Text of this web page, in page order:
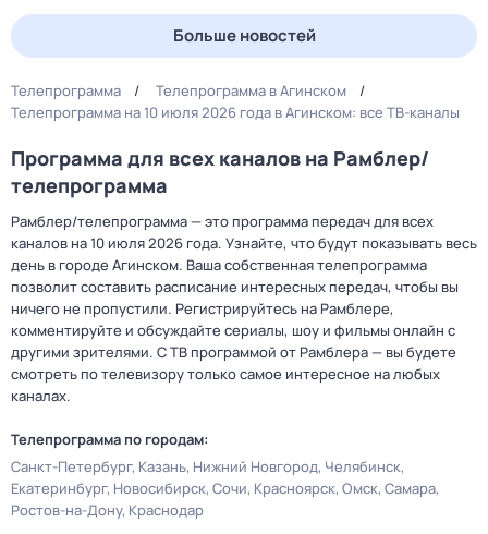
Больше новостей
Телепрограмма
Телепрограмма в Агинском
Телепрограмма на 10 июля 2026 года в Агинском: все ТВ-каналы
Программа для всех каналов на Рамблер/
телепрограмма
Рамблер/телепрограмма — это программа передач для всех
каналов на 10 июля 2026 года. Узнайте, что будут показывать весь
день в городе Агинском. Ваша собственная телепрограмма
позволит составить расписание интересных передач, чтобы вы
ничего не пропустили. Регистрируйтесь на Рамблере,
комментируйте и обсуждайте сериалы, шоу и фильмы онлайн с
другими зрителями. С ТВ программой от Рамблера — вы будете
смотреть по телевизору только самое интересное на любых
каналах.
Телепрограмма по городам:
Санкт-Петербург Казань Нижний Новгород Челябинск
Екатеринбург Новосибирск Сочи Красноярск Омск Самара
Ростов-на-Дону Краснодар